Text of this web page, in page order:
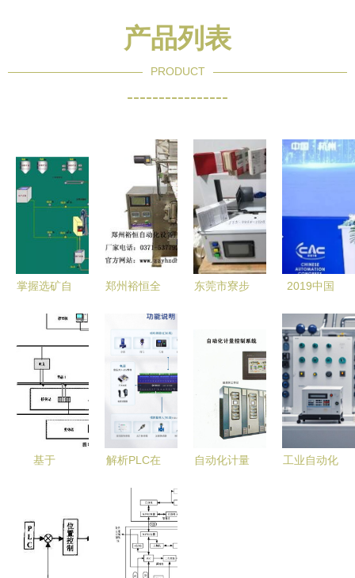
产品列表
PRODUCT
----------------
掌握选矿自
天下都不怕
——论自动
化控制系统
的重要性
郑州裕恒全
助力行业升
级的自控设
备专家
东莞市寮步
业供应高效
自动化控制
设备
2019中国
探讨自动化
于现在的技
术与未来的
前瞻
基于
竖炉焙烧过
程综合自动
解析PLC在
中的核心地
位 从数据
采集到精准
自动化计量
工业自动化